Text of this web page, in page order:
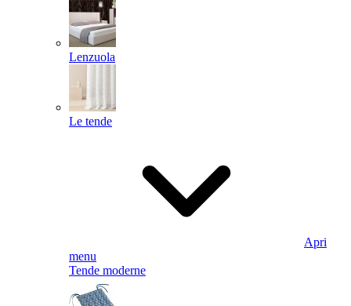
Lenzuola
Le tende
Apri
menu
Tende moderne